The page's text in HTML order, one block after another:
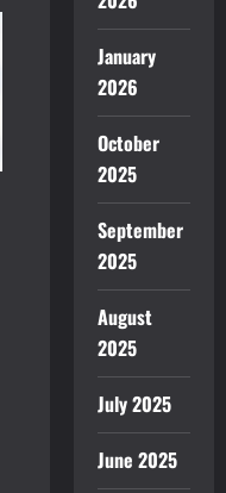
January
2026
October
2025
September
2025
August
2025
July 2025
June 2025